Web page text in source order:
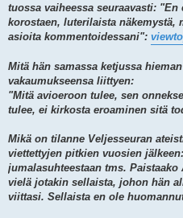
tuossa vaiheessa seuraavasti:
korostaen, luterilaista
asioita kommentoidessani":
Mitä hän samassa ketjussa
vakaumukseensa liittyen:
"Mitä avioeroon tulee, sen
tulee, ei kirkosta eroaminen sitä
Mikä on tilanne Veljesseuran
viettettyjen pitkien vuosien
jumalasuhteestaan tms.
vielä jotakin sellaista, johon hän
viittasi. Sellaista en ole